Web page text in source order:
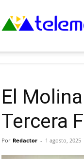
El
Tercera
Por Redactor - 1 agosto, 2025